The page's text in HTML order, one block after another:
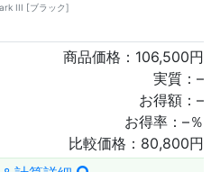
III [ブラック]
商品価格： 106,500円
実質： –
お得額： –
お得率： –％
比較価格： 80,800円